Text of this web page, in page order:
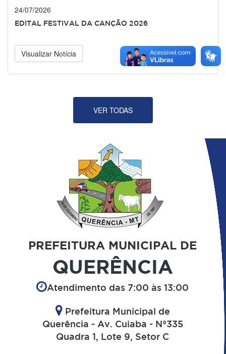
24/07/2026
EDITAL FESTIVAL DA CANÇÃO 2026
Visualizar Notícia
VER TODAS
PREFEITURA MUNICIPAL DE
QUERÊNCIA
Atendimento das 7:00 às 13:00
Prefeitura Municipal de
Querência - Av. Cuiaba - N°335
Quadra 1, Lote 9, Setor C